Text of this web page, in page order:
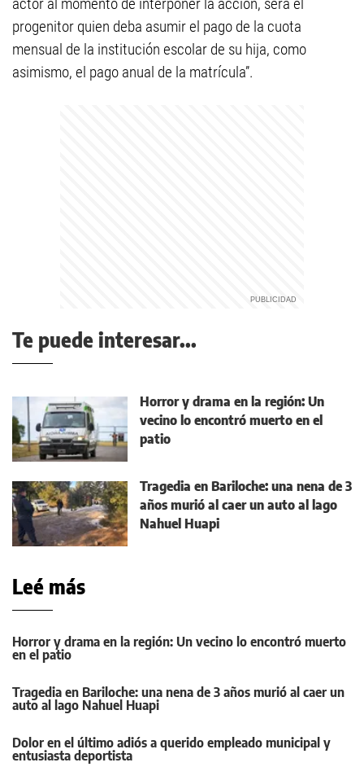
actor al momento de interponer la acción, será el
progenitor quien deba asumir el pago de la cuota
mensual de la institución escolar de su hija, como
asimismo, el pago anual de la matrícula”.
Te puede interesar...
Horror y drama en la región: Un
vecino lo encontró muerto en el
patio
Tragedia en Bariloche: una nena de 3
años murió al caer un auto al lago
Nahuel Huapi
Leé más
Horror y drama en la región: Un vecino lo encontró muerto
en el patio
Tragedia en Bariloche: una nena de 3 años murió al caer un
auto al lago Nahuel Huapi
Dolor en el último adiós a querido empleado municipal y
entusiasta deportista